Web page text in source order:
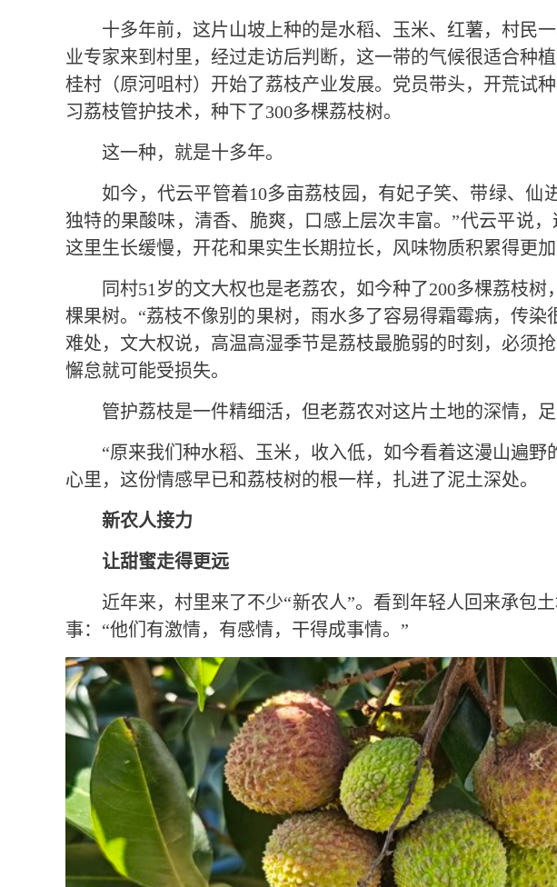
十多年前，这片山坡上种的是水稻、玉米、红薯，村民
业专家来到村里，经过走访后判断，这一带的气候很适合种
桂村（原河咀村）开始了荔枝产业发展。党员带头，开荒试
习荔枝管护技术，种下了300多棵荔枝树。
这一种，就是十多年。
如今，代云平管着10多亩荔枝园，有妃子笑、带绿、仙
独特的果酸味，清香、脆爽，口感上层次丰富。”代云平说
这里生长缓慢，开花和果实生长期拉长，风味物质积累得更加
同村51岁的文大权也是老荔农，如今种了200多棵荔枝
棵果树。“荔枝不像别的果树，雨水多了容易得霜霉病，传
难处，文大权说，高温高湿季节是荔枝最脆弱的时刻，必须
懈怠就可能受损失。
管护荔枝是一件精细活，但老荔农对这片土地的深情，足
“原来我们种水稻、玉米，收入低，如今看着这漫山遍
心里，这份情感早已和荔枝树的根一样，扎进了泥土深处。
新农人接力
让甜蜜走得更远
近年来，村里来了不少“新农人”。看到年轻人回来承包
事：“他们有激情，有感情，干得成事情。”